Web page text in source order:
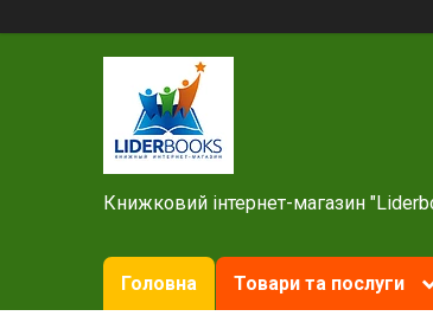
Книжковий інтернет-магазин
Головна Товари та послуги